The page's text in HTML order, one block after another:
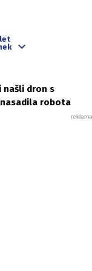
našli dron s
robota